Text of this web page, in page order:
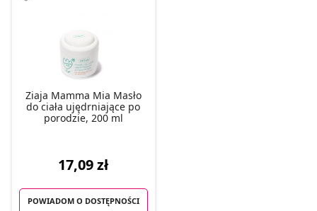
Ziaja Mamma Mia Masło
do ciała ujędrniające po
porodzie, 200 ml
17,09 zł
POWIADOM O DOSTĘPNOŚCI